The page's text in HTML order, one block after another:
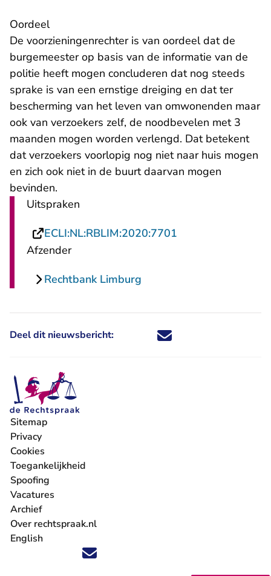
Oordeel
De voorzieningenrechter is van oordeel dat de
burgemeester op basis van de informatie van de
politie heeft mogen concluderen dat nog steeds
sprake is van een ernstige dreiging en dat ter
bescherming van het leven van omwonenden maar
ook van verzoekers zelf, de noodbevelen met 3
maanden mogen worden verlengd. Dat betekent
dat verzoekers voorlopig nog niet naar huis mogen
en zich ook niet in de buurt daarvan mogen
bevinden.
Uitspraken
ECLI:NL:RBLIM:2020:7701
Afzender
Rechtbank Limburg
Deel dit nieuwsbericht: Deel dit nieuwsbericht via X -
Deel dit nieuwsbericht via
Deel dit nieuwsbericht
Deel dit
Volg ons op X (Twitter) - U verlaat Rechtspraak.nl
Volg ons op Facebook - U verlaat Rechtspraak.nl
Volg ons op Instagram - U verlaat Rechtspraak.nl
Volg ons op Youtube - U verlaat Rechtspraak.nl
Volg ons op LinkedIn - U verlaat
'Blijf op de hoogte' nieuwsbrief - U verlaat
Sitemap
Privacy
Cookies
Toegankelijkheid
Spoofing
Vacatures
- U verlaat Rechtspraak.nl
Archief
Over rechtspraak.nl
English